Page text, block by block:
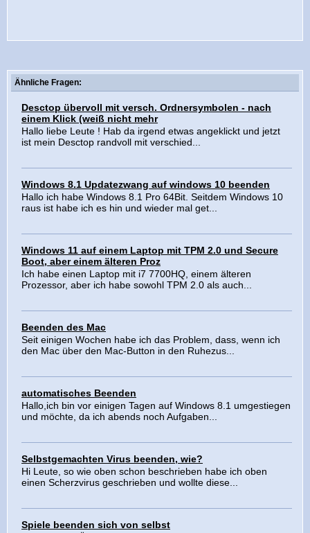
Ähnliche Fragen:
Desctop übervoll mit versch. Ordnersymbolen - nach
einem Klick (weiß nicht mehr
Hallo liebe Leute ! Hab da irgend etwas angeklickt und jetzt
ist mein Desctop randvoll mit verschied...
Windows 8.1 Updatezwang auf windows 10 beenden
Hallo ich habe Windows 8.1 Pro 64Bit. Seitdem Windows 10
raus ist habe ich es hin und wieder mal get...
Windows 11 auf einem Laptop mit TPM 2.0 und Secure
Boot, aber einem älteren Proz
Ich habe einen Laptop mit i7 7700HQ, einem älteren
Prozessor, aber ich habe sowohl TPM 2.0 als auch...
Beenden des Mac
Seit einigen Wochen habe ich das Problem, dass, wenn ich
den Mac über den Mac-Button in den Ruhezus...
automatisches Beenden
Hallo,ich bin vor einigen Tagen auf Windows 8.1 umgestiegen
und möchte, da ich abends noch Aufgaben...
Selbstgemachten Virus beenden, wie?
Hi Leute, so wie oben schon beschrieben habe ich oben
einen Scherzvirus geschrieben und wollte diese...
Spiele beenden sich von selbst